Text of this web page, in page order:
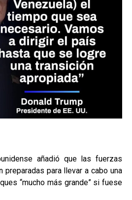
añadió que las fuerzas
preparadas para llevar a cabo una
“mucho más grande” si fuese